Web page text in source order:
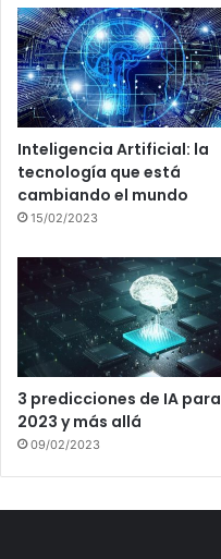
Inteligencia Artificial: la
tecnología que está
cambiando el mundo
15/02/2023
3 predicciones de IA para
2023 y más allá
09/02/2023